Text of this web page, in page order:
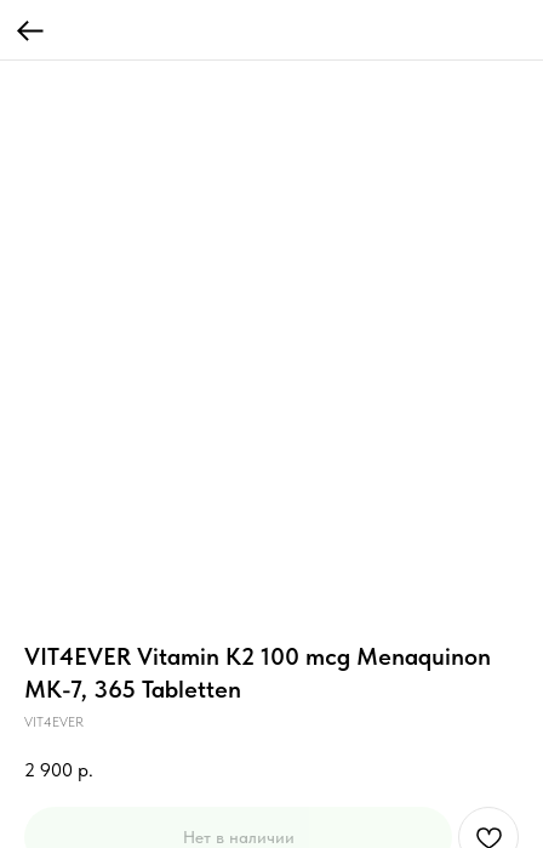
VIT4EVER Vitamin K2 100 mcg Menaquinon
MK-7, 365 Tabletten
VIT4EVER
2 900 р.
Нет в наличии